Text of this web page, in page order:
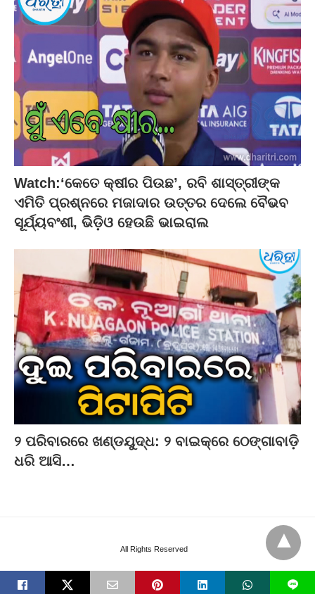
Watch:‘କେତେ କ୍ଷୀର ପିଉଛ’, ରବି ଶାସ୍ତ୍ରୀଙ୍କ
ଏମିତି ପ୍ରଶ୍ନରେ ମଜାଦାର ଉତ୍ତର ଦେଲେ ବୈଭବ
ସୂର୍ଯ୍ୟବଂଶୀ, ଭିଡ଼ିଓ ହେଉଛି ଭାଇରାଲ
୨ ପରିବାରରେ ଖଣ୍ଡଯୁଦ୍ଧ: ୨ ବାଇକ୍‌ରେ ଠେଙ୍ଗାବାଡ଼ି
ଧରି ଆସି…
All Rights Reserved
L